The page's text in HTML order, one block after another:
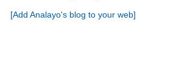
[Add Analayo's blog to your web]